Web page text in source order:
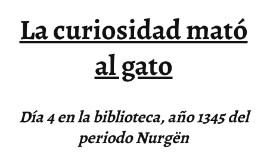
La curiosidad mató
al gato
Día 4 en la biblioteca, año 1345 del
periodo Nurgën